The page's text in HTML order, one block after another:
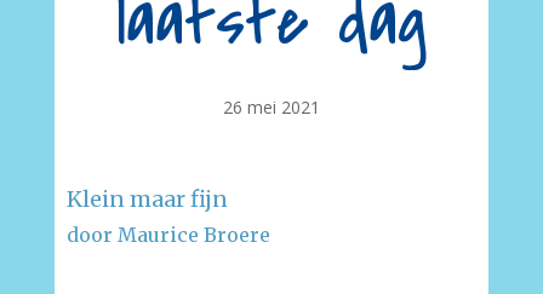
laatste dag
26 mei 2021
Klein maar fijn
door Maurice Broere